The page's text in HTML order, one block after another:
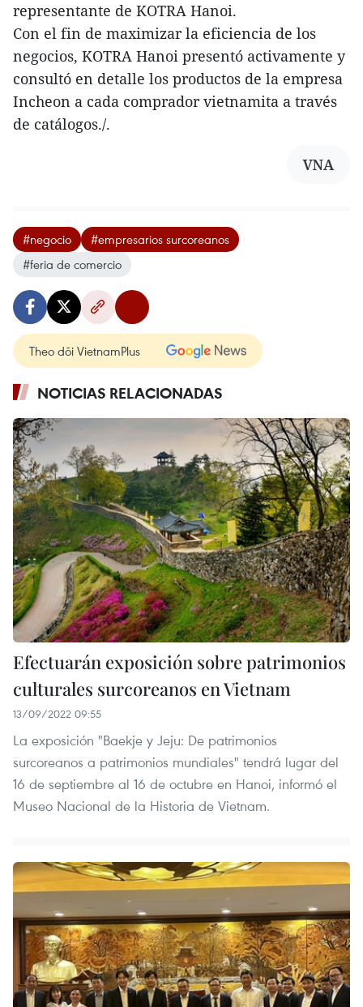
representante de KOTRA Hanoi.
Con el fin de maximizar la eficiencia de los
negocios, KOTRA Hanoi presentó activamente y
consultó en detalle los productos de la empresa
Incheon a cada comprador vietnamita a través
de catálogos./.
VNA
#negocio
#empresarios surcoreanos
#feria de comercio
Theo dõi VietnamPlus
NOTICIAS RELACIONADAS
Efectuarán exposición sobre patrimonios
culturales surcoreanos en Vietnam
13/09/2022 09:55
La exposición "Baekje y Jeju: De patrimonios
surcoreanos a patrimonios mundiales" tendrá lugar del
16 de septiembre al 16 de octubre en Hanoi, informó el
Museo Nacional de la Historia de Vietnam.